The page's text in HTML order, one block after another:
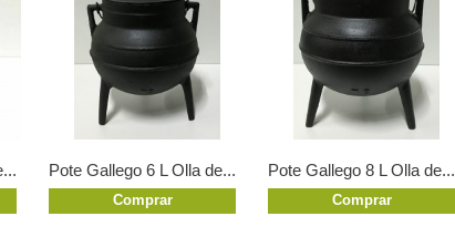
Pote Gallego 6 L Olla de...
Comprar
Pote Gallego 8 L Olla de...
Comprar